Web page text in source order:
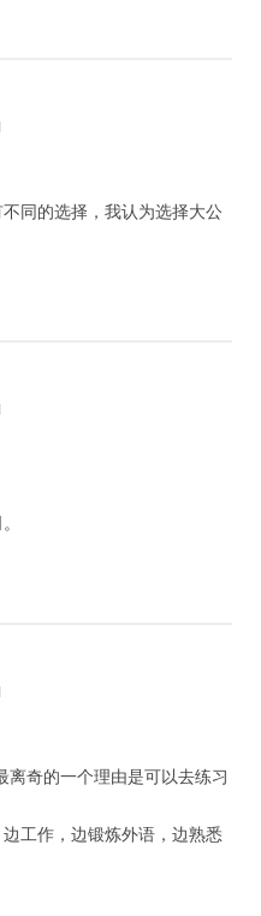
同的选择，我认为选择大公
奇的一个理由是可以去练习
工作，边锻炼外语，边熟悉